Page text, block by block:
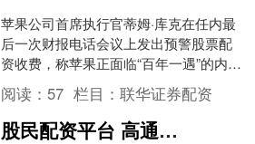
苹果公司首席执行官蒂姆·库克在任内最
后一次财报电话会议上发出预警股票配
资收费，称苹果正面临“百年一遇”的内存
芯片价格暴涨，这一供应冲击已迫使公
司上调产品售价并下....
阅读： 57 栏目：联华证券配资
股民配资平台 高通换了打法：不谈参数，只谈那一帧